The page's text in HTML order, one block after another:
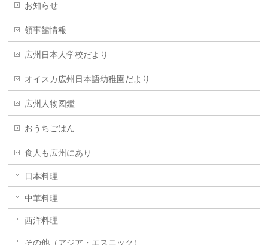
お知らせ
領事館情報
広州日本人学校だより
オイスカ広州日本語幼稚園だより
広州人物図鑑
おうちごはん
食人も広州にあり
日本料理
中華料理
西洋料理
その他（アジア・エスニック）